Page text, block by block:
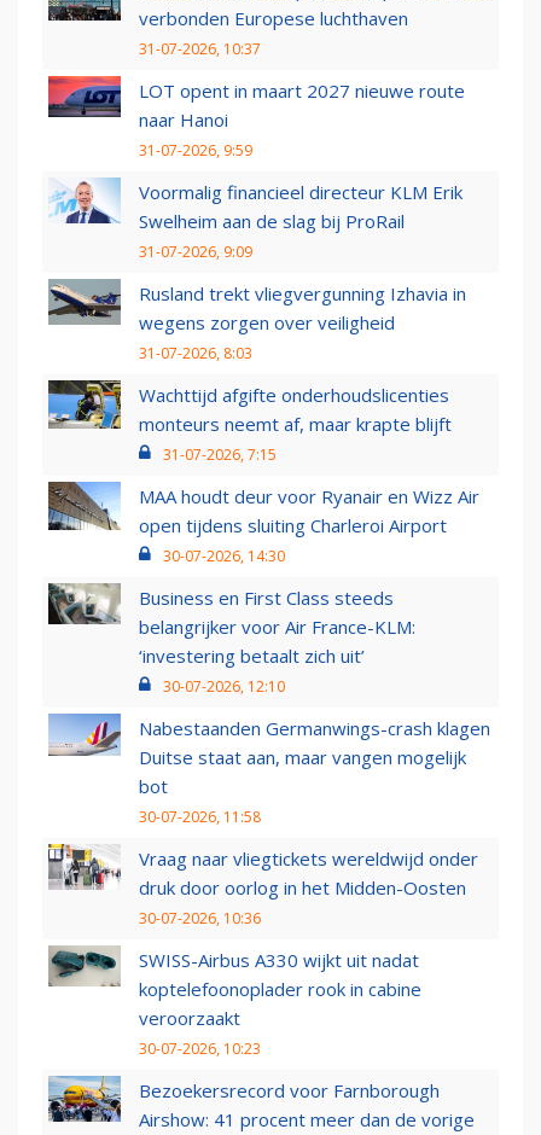
verbonden Europese luchthaven
31-07-2026, 10:37
LOT opent in maart 2027 nieuwe route
naar Hanoi
31-07-2026, 9:59
Voormalig financieel directeur KLM Erik
Swelheim aan de slag bij ProRail
31-07-2026, 9:09
Rusland trekt vliegvergunning Izhavia in
wegens zorgen over veiligheid
31-07-2026, 8:03
Wachttijd afgifte onderhoudslicenties
monteurs neemt af, maar krapte blijft
31-07-2026, 7:15
MAA houdt deur voor Ryanair en Wizz Air
open tijdens sluiting Charleroi Airport
30-07-2026, 14:30
Business en First Class steeds
belangrijker voor Air France-KLM:
‘investering betaalt zich uit’
30-07-2026, 12:10
Nabestaanden Germanwings-crash klagen
Duitse staat aan, maar vangen mogelijk
bot
30-07-2026, 11:58
Vraag naar vliegtickets wereldwijd onder
druk door oorlog in het Midden-Oosten
30-07-2026, 10:36
SWISS-Airbus A330 wijkt uit nadat
koptelefoonoplader rook in cabine
veroorzaakt
30-07-2026, 10:23
Bezoekersrecord voor Farnborough
Airshow: 41 procent meer dan de vorige